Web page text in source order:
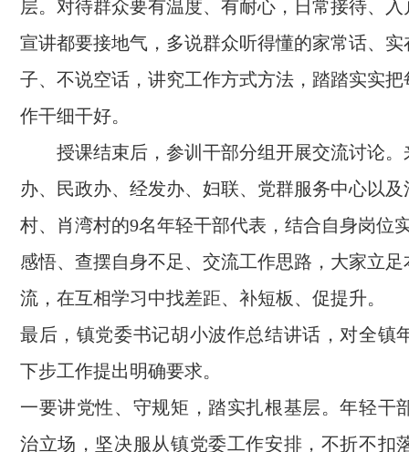
层。对待群众要有温度、有耐心，日常接待、
宣讲都要接地气，多说群众听得懂的家常话、
子、不说空话，讲究工作方式方法，踏踏实实
作干细干好。
授课结束后，参训干部分组开展交流讨论。
办、民政办、经发办、妇联、党群服务中心以
村、肖湾村的9名年轻干部代表，结合自身岗位
感悟、查摆自身不足、交流工作思路，大家立
流，在互相学习中找差距、补短板、促提升。
最后，镇党委书记胡小波作总结讲话，对全镇
下步工作提出明确要求。
一要讲党性、守规矩，踏实扎根基层。年轻干
治立场，坚决服从镇党委工作安排，不折不扣